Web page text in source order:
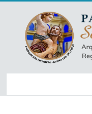
content
Paróquia
São